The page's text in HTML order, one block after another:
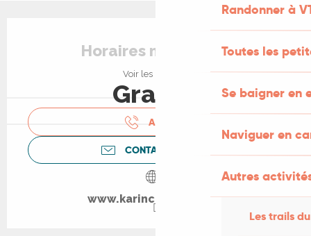
Randonner à
Toutes les
Se baigner en
Naviguer en
Autres
Les trails
Ouverture et coordonnées
Horaires non définis
Voir les horaires
Gratuit
APPELER
CONTACTEZ-NOUS
www.karincarmeliet.be